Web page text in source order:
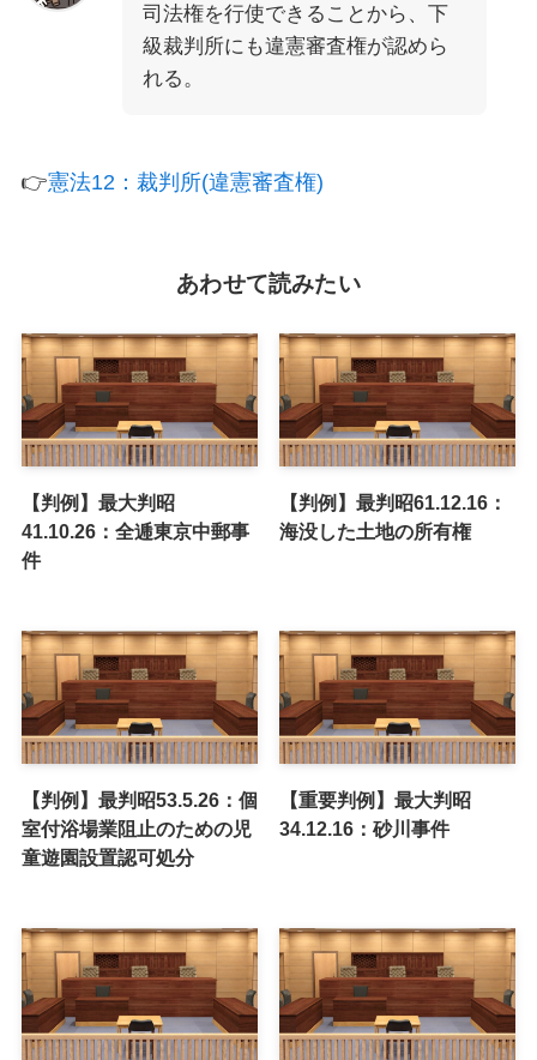
司法権を行使できることから、下
級裁判所にも違憲審査権が認めら
れる。
👉憲法12：裁判所(違憲審査権)
あわせて読みたい
【判例】最大判昭
41.10.26：全逓東京中郵事
件
【判例】最判昭61.12.16：
海没した土地の所有権
【判例】最判昭53.5.26：個
室付浴場業阻止のための児
童遊園設置認可処分
【重要判例】最大判昭
34.12.16：砂川事件